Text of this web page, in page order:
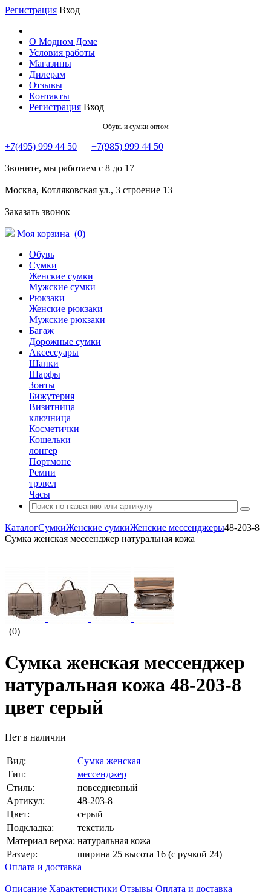
Регистрация Вход
О Модном Доме
Условия работы
Магазины
Дилерам
Отзывы
Контакты
Регистрация Вход
Обувь и сумки оптом
+7(495) 999 44 50 +7(985) 999 44 50
Звоните, мы работаем с 8 до 17
Москва, Котляковская ул., 3 строение 13
Заказать звонок
Моя корзина (0)
Обувь
Сумки
Женские сумки
Мужские сумки
Рюкзаки
Женские рюкзаки
Мужские рюкзаки
Багаж
Дорожные сумки
Аксессуары
Шапки
Шарфы
Зонты
Бижутерия
Визитница
ключница
Косметички
Кошельки
лонгер
Портмоне
Ремни
трэвел
Часы
КаталогСумкиЖенские сумкиЖенские мессенджеры48-203-8
Сумка женская мессенджер натуральная кожа
(0)
Сумка женская мессенджер
натуральная кожа 48-203-8
цвет серый
Нет в наличии
Вид:
Сумка женская
Тип:
мессенджер
Стиль:
повседневный
Артикул:
48-203-8
Цвет:
серый
Подкладка:
текстиль
Материал верха: натуральная кожа
Размер:
ширина 25 высота 16 (с ручкой 24)
Оплата и доставка
Описание Характеристики Отзывы Оплата и доставка